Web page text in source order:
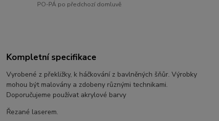
PO-PÁ po předchozí domluvě
Kompletní specifikace
Vyrobené z překližky, k háčkování z bavlněných šňůr. Výrobky
mohou být malovány a zdobeny různými technikami.
Doporučujeme používat akrylové barvy
Řezané laserem.